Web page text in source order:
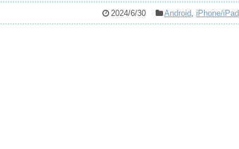
2024/6/30 Android, iPhone/iPad